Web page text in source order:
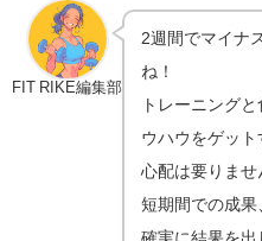
FIT RIKE編集部
2週間でマイナ
ね！
トレーニング
ウハウをゲッ
心配は要りませ
短期間での成果
確実に結果を出